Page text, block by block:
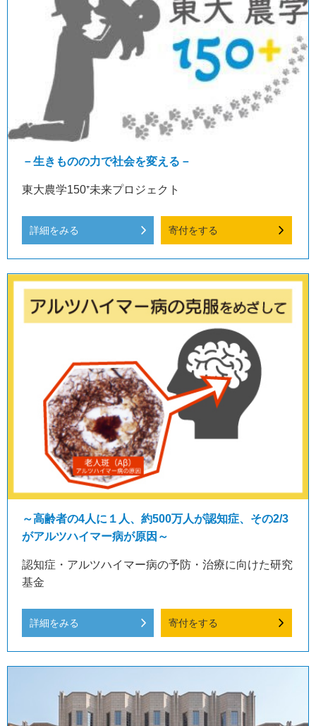
－生きものの力で社会を変える－
東大農学150⁺未来プロジェクト
詳細をみる 寄付をする
～高齢者の4人に１人、約500万人が認知症、その2/3
がアルツハイマー病が原因～
認知症・アルツハイマー病の予防・治療に向けた研究
基金
詳細をみる 寄付をする